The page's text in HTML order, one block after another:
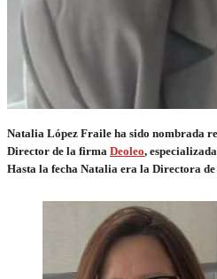
Natalia López Fraile ha sido nombrada
Director de la firma Deoleo,
Hasta la fecha Natalia era la Directora